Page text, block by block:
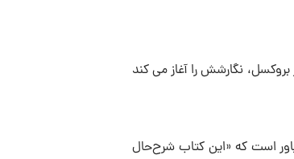
خندد» آخرین رمانی است که ویکتور هوگو در ژوئیۀ ۱۸۶۶، در بروکسل، نگارشش را آغاز می‌ کند
است که «این کتاب شرح‌حال